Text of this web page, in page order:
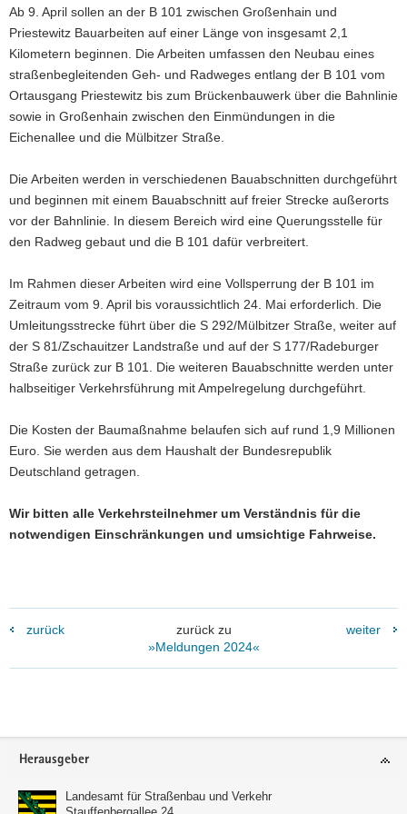
a
v
i
g
a
t
i
n
Ab 9. April sollen an der B 101 zwischen Großenhain und
Priestewitz Bauarbeiten auf einer Länge von insgesamt 2,1
Kilometern beginnen. Die Arbeiten umfassen den Neubau eines
straßenbegleitenden Geh- und Radweges entlang der B 101 vom
Ortausgang Priestewitz bis zum Brückenbauwerk über die Bahnlinie
sowie in Großenhain zwischen den Einmündungen in die
Eichenallee und die Mülbitzer Straße.
Die Arbeiten werden in verschiedenen Bauabschnitten durchgeführt
und beginnen mit einem Bauabschnitt auf freier Strecke außerorts
vor der Bahnlinie. In diesem Bereich wird eine Querungsstelle für
den Radweg gebaut und die B 101 dafür verbreitert.
Im Rahmen dieser Arbeiten wird eine Vollsperrung der B 101 im
Zeitraum vom 9. April bis voraussichtlich 24. Mai erforderlich. Die
Umleitungsstrecke führt über die S 292/Mülbitzer Straße, weiter auf
der S 81/Zschauitzer Landstraße und auf der S 177/Radeburger
Straße zurück zur B 101. Die weiteren Bauabschnitte werden unter
halbseitiger Verkehrsführung mit Ampelregelung durchgeführt.
Die Kosten der Baumaßnahme belaufen sich auf rund 1,9 Millionen
Euro. Sie werden aus dem Haushalt der Bundesrepublik
Deutschland getragen.
Wir bitten alle Verkehrsteilnehmer um Verständnis für die
notwendigen Einschränkungen und umsichtige Fahrweise.
zurück
zurück zu
»Meldungen 2024«
weiter
Footer-
Herausgeber
Landesamt für Straßenbau und Verkehr